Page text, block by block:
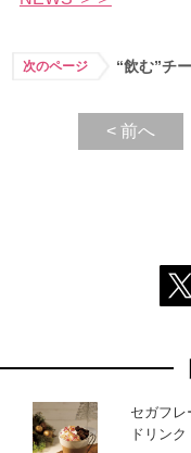
次のページ “飲む”チ
< 前へ
セガフレ
ドリンク